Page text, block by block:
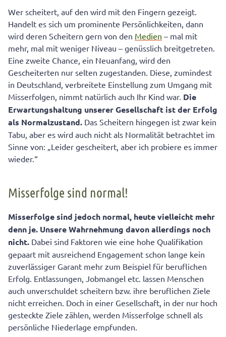
Auf die innere Haltung kommt es an
Denkanstoß: Krise = Chance
Sie als Eltern sind das Vorbild!
Denkt Ihr Kind: Was bin ich wert?
Trost – Trauer – Neuanfang
Neuer Versuch oder neues Ziel?
Wer scheitert, auf den wird mit den Fingern gezeigt.
Handelt es sich um prominente Persönlichkeiten, dann
wird deren Scheitern gern von den Medien – mal mit
mehr, mal mit weniger Niveau – genüsslich breitgetreten.
Eine zweite Chance, ein Neuanfang, wird den
Gescheiterten nur selten zugestanden. Diese, zumindest
in Deutschland, verbreitete Einstellung zum Umgang mit
Misserfolgen, nimmt natürlich auch Ihr Kind war. Die
Erwartungshaltung unserer Gesellschaft ist der Erfolg
als Normalzustand. Das Scheitern hingegen ist zwar kein
Tabu, aber es wird auch nicht als Normalität betrachtet im
Sinne von: „Leider gescheitert, aber ich probiere es immer
wieder.“
Misserfolge sind normal!
Misserfolge sind jedoch normal, heute vielleicht mehr
denn je. Unsere Wahrnehmung davon allerdings noch
nicht. Dabei sind Faktoren wie eine hohe Qualifikation
gepaart mit ausreichend Engagement schon lange kein
zuverlässiger Garant mehr zum Beispiel für beruflichen
Erfolg. Entlassungen, Jobmangel etc. lassen Menschen
auch unverschuldet scheitern bzw. ihre beruflichen Ziele
nicht erreichen. Doch in einer Gesellschaft, in der nur hoch
gesteckte Ziele zählen, werden Misserfolge schnell als
persönliche Niederlage empfunden.